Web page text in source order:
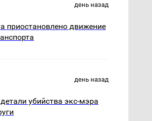
день назад
приостановлено движение
день назад
убийства экс-мэра